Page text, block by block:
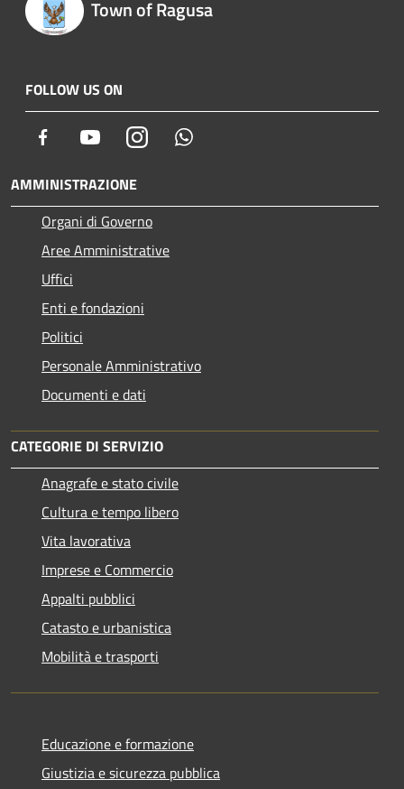
Town of Ragusa
FOLLOW US ON
Facebook YoutubeInstagram
AMMINISTRAZIONE
Organi di Governo
Aree Amministrative
Uffici
Enti e fondazioni
Politici
Personale Amministrativo
Documenti e dati
CATEGORIE DI SERVIZIO
Anagrafe e stato civile
Cultura e tempo libero
Vita lavorativa
Imprese e Commercio
Appalti pubblici
Catasto e urbanistica
Mobilità e trasporti
Educazione e formazione
Giustizia e sicurezza pubblica